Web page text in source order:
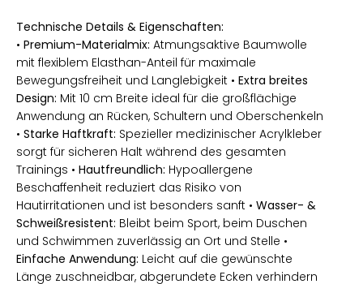
Technische Details & Eigenschaften:
• Premium-Materialmix: Atmungsaktive Baumwolle
mit flexiblem Elasthan-Anteil für maximale
Bewegungsfreiheit und Langlebigkeit • Extra breites
Design: Mit 10 cm Breite ideal für die großflächige
Anwendung an Rücken, Schultern und Oberschenkeln
• Starke Haftkraft: Spezieller medizinischer Acrylkleber
sorgt für sicheren Halt während des gesamten
Trainings • Hautfreundlich: Hypoallergene
Beschaffenheit reduziert das Risiko von
Hautirritationen und ist besonders sanft • Wasser- &
Schweißresistent: Bleibt beim Sport, beim Duschen
und Schwimmen zuverlässig an Ort und Stelle •
Einfache Anwendung: Leicht auf die gewünschte
Länge zuschneidbar, abgerundete Ecken verhindern